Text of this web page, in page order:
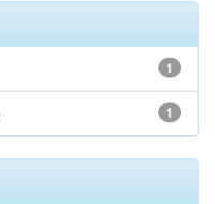
1
1